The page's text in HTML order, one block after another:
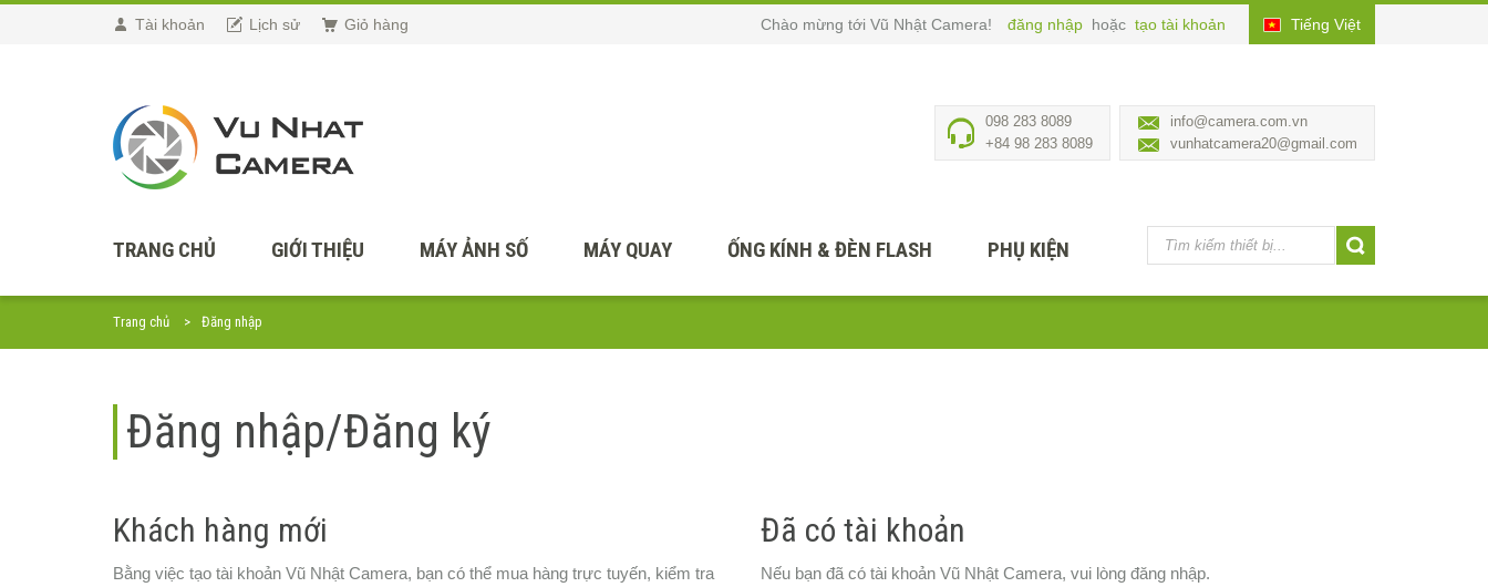
Tài khoản Lịch sử Giỏ hàng Tiếng Việt
Chào mừng tới Vũ Nhật Camera! đăng nhập hoặc tạo tài khoản
info@camera.com.vn
vunhatcamera20@gmail.com
098 283 8089
+84 98 283 8089
TRANG CHỦ GIỚI THIỆU MÁY ẢNH SỐ MÁY QUAY ỐNG KÍNH & ĐÈN FLASH PHỤ KIỆN
Trang chủ Đăng nhập
Đăng nhập/Đăng ký
Khách hàng mới
Bằng việc tạo tài khoản Vũ Nhật Camera, bạn có thể mua hàng trực tuyến, kiểm tra
Đã có tài khoản
Nếu bạn đã có tài khoản Vũ Nhật Camera, vui lòng đăng nhập.